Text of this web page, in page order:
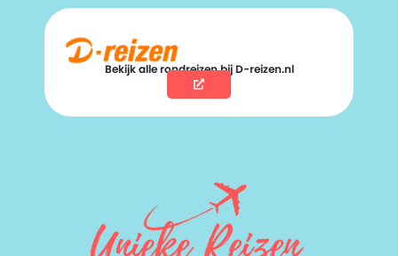
Bekijk alle rondreizen bij D-reizen.nl